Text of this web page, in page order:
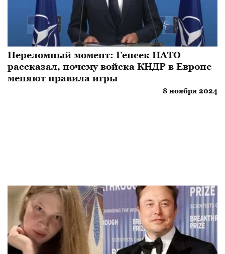
Переломный момент: Генсек НАТО
рассказал, почему войска КНДР в Европе
меняют правила игры
8 ноября 2024